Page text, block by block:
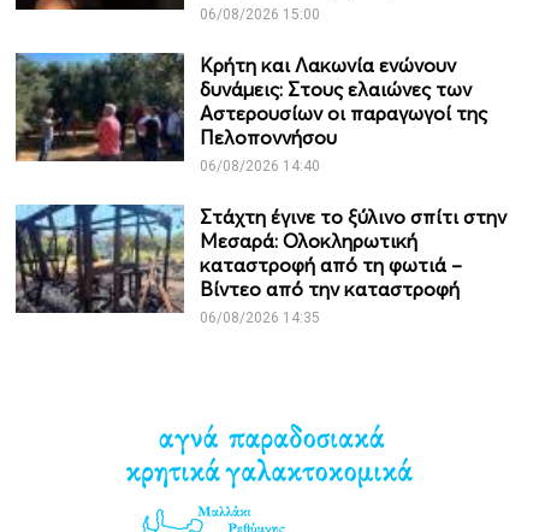
06/08/2026 15:00
Κρήτη και Λακωνία ενώνουν
δυνάμεις: Στους ελαιώνες των
Αστερουσίων οι παραγωγοί της
Πελοποννήσου
06/08/2026 14:40
Στάχτη έγινε το ξύλινο σπίτι στην
Μεσαρά: Ολοκληρωτική
καταστροφή από τη φωτιά –
Βίντεο από την καταστροφή
06/08/2026 14:35